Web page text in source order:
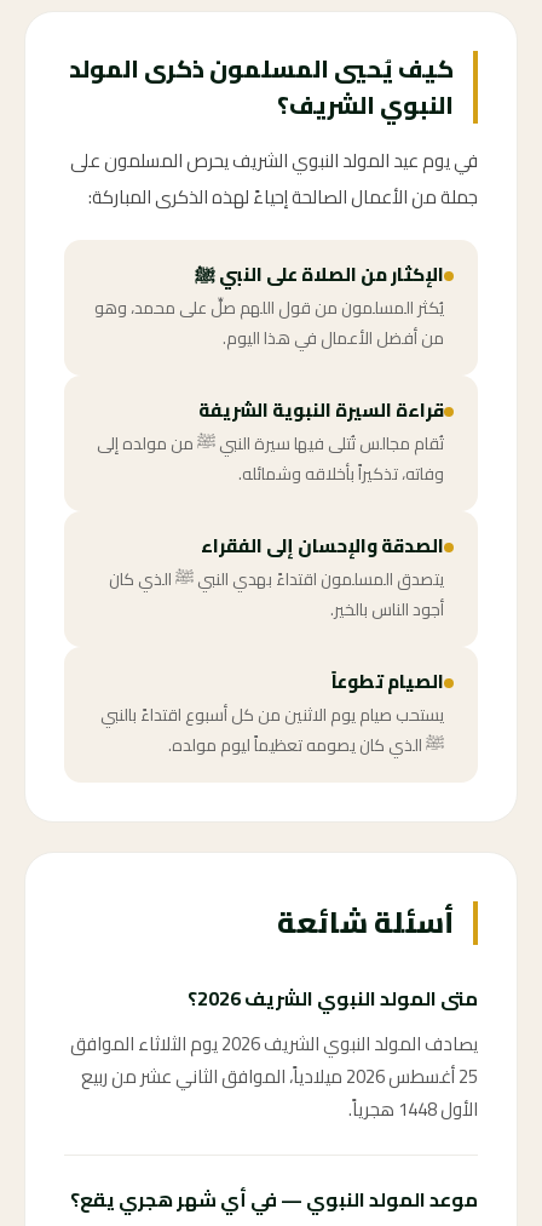
كيف يُحيي المسلمون ذكرى المولد
النبوي الشريف؟
في يوم عيد المولد النبوي الشريف يحرص المسلمون على
جملة من الأعمال الصالحة إحياءً لهذه الذكرى المباركة:
الإكثار من الصلاة على النبي ﷺ
يُكثر المسلمون من قول اللهم صلِّ على محمد، وهو
من أفضل الأعمال في هذا اليوم.
قراءة السيرة النبوية الشريفة
تُقام مجالس تُتلى فيها سيرة النبي ﷺ من مولده إلى
وفاته، تذكيراً بأخلاقه وشمائله.
الصدقة والإحسان إلى الفقراء
يتصدق المسلمون اقتداءً بهدي النبي ﷺ الذي كان
أجود الناس بالخير.
الصيام تطوعاً
يستحب صيام يوم الاثنين من كل أسبوع اقتداءً بالنبي
ﷺ الذي كان يصومه تعظيماً ليوم مولده.
أسئلة شائعة
متى المولد النبوي الشريف 2026؟
يصادف المولد النبوي الشريف 2026 يوم الثلاثاء الموافق
25 أغسطس 2026 ميلادياً، الموافق الثاني عشر من ربيع
الأول 1448 هجرياً.
موعد المولد النبوي — في أي شهر هجري يقع؟